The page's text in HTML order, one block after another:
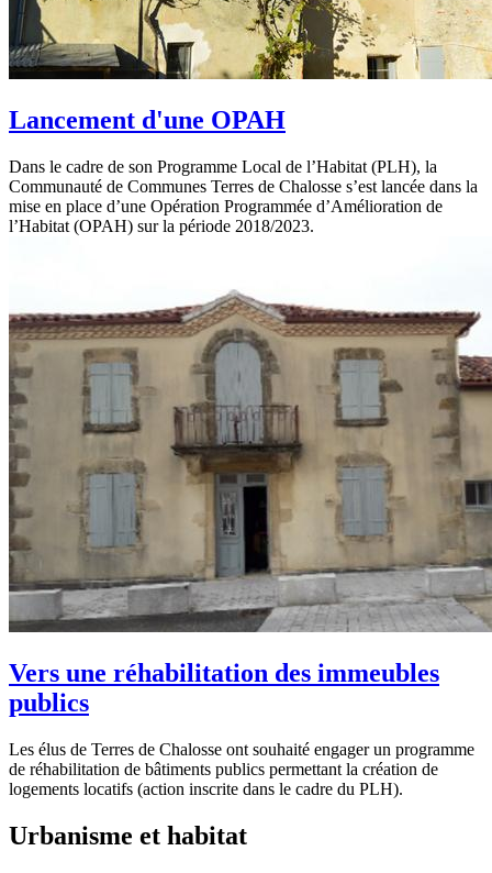
Lancement d'une OPAH
Dans le cadre de son Programme Local de l’Habitat (PLH), la
Communauté de Communes Terres de Chalosse s’est lancée dans la
mise en place d’une Opération Programmée d’Amélioration de
l’Habitat (OPAH) sur la période 2018/2023.
Vers une réhabilitation des immeubles
publics
Les élus de Terres de Chalosse ont souhaité engager un programme
de réhabilitation de bâtiments publics permettant la création de
logements locatifs (action inscrite dans le cadre du PLH).
Urbanisme et habitat